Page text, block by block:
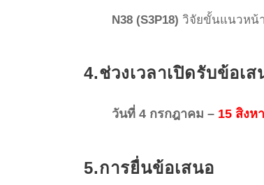
N38 (S3P18) วิจัยขั้นแนวหน้
4.ช่วงเวลาเปิดรับข้อเส
วันที่ 4 กรกฎาคม – 15 สิงห
5.การยื่นข้อเสนอ